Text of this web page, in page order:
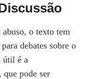
o texto tem
debates sobre o
útil é a
que pode ser